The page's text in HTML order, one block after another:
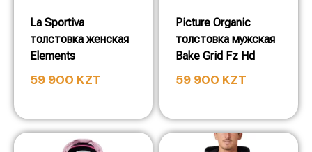
La Sportiva
толстовка женская
Elements
59 900 KZT
Picture Organic
толстовка мужская
Bake Grid Fz Hd
59 900 KZT